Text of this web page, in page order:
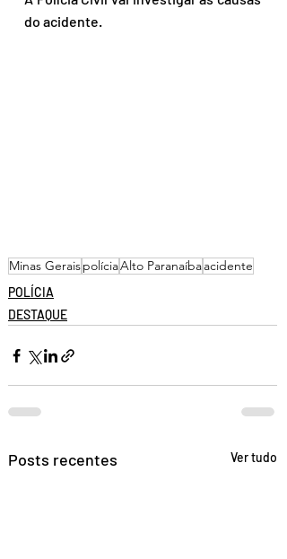
do acidente.
Minas GeraispolíciaAlto Paranaíbaacidente
POLÍCIA
DESTAQUE
Posts recentes Ver tudo